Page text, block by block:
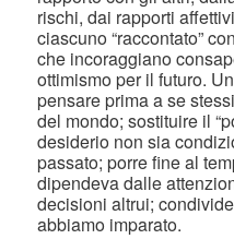
rischi, dai rapporti
ciascuno “raccontato”
che incoraggiano
ottimismo per il futuro.
pensare prima a se
del mondo; sostituire il
desiderio non sia
passato; porre fine al
dipendeva dalle
decisioni altrui;
abbiamo imparato.